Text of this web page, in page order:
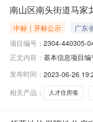
南山区南头街道马家
中标｜开标公示
广东
项目编号： 2304-440305-
正文内容： 基本信息项目
标段名称：南
发布时间： 2023-06-26
相关产品：
人才住房项